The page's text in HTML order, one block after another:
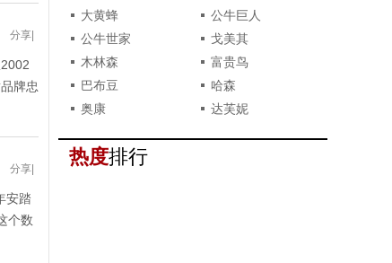
分享
牌忠
分享
安踏
个数
大黄蜂
公牛巨人
公牛世家
戈美其
木林森
富贵鸟
巴布豆
哈森
奥康
达芙妮
热度排行